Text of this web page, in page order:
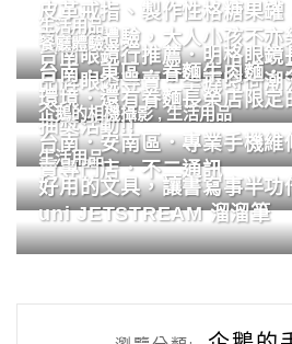
皮革戒指、製作性格糖果
的手作體驗，大人小孩不亦
生活用品
台南眼鏡行推薦．明格眼鏡
品牌眼鏡專賣．掌握時尚潮
餐廳體驗
台南．東區．眷麵牛肉麵．
環境．還有眷麵長榮店限定
抽獎活動!!
企鵝的相機攝影,生活用品
台南．安南區．專業手機維
賣專門店．不二通訊
生活用品
好用的文具，讓書寫事半功
uni JETSTREAM 溜溜筆